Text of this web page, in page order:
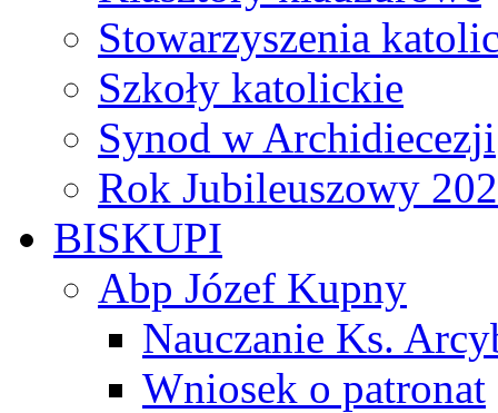
Stowarzyszenia
Szkoły katolickie
Synod w Archidiecezji
Rok Jubileuszowy
BISKUPI
Abp Józef Kupny
Nauczanie Ks.
Wniosek o patronat